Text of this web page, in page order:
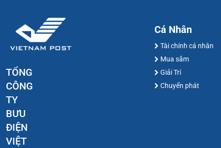
TỔNG
CÔNG
TY
BƯU
ĐIỆN
VIỆT
Cá Nhân
Tài chính cá nhân
Mua sắm
Giải Trí
Chuyển phát